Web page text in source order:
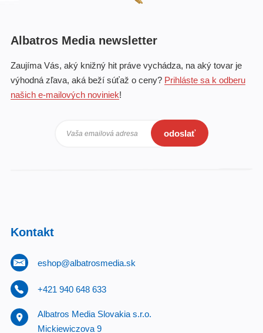
Albatros Media newsletter
Zaujíma Vás, aký knižný hit práve vychádza, na aký tovar je
výhodná zľava, aká beží súťaž o ceny? Prihláste sa k odberu
našich e-mailových noviniek!
Vaša emailová adresa odoslať
Kontakt
eshop@albatrosmedia.sk
+421 940 648 633
Albatros Media Slovakia s.r.o.
Mickiewiczova 9